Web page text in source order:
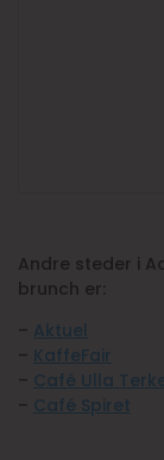
Andre steder i
brunch er:
– Aktuel
– KaffeFair
– Café Ulla
– Café Spiret